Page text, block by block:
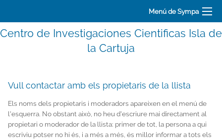
Menú de Sympa
Centro de Investigaciones Cientificas Isla de
la Cartuja
Vull contactar amb els propietaris de la llista
Els noms dels propietaris i moderadors apareixen en el menú de
l'esquerra. No obstant això, no heu d'escriure mai directament al
propietari o moderador de la llista: primer de tot, la persona a qui
escriviu potser no hi és, i a més a més, és millor informar a tots els